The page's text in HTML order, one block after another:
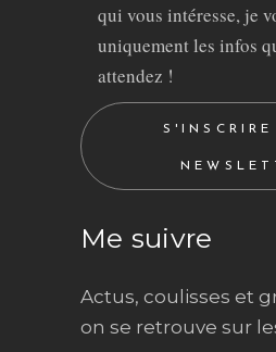
qui vous intéresse, je
uniquement les infos
attendez !
Me suivre
Actus, coulisses et
on se retrouve sur